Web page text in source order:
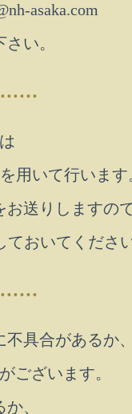
asaka.com
い。
用いて行います
送りしますので
おいてください
具合があるか、
ございます。
、